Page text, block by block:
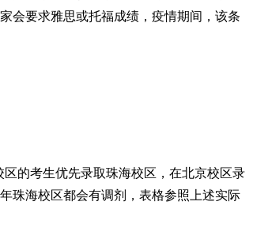
会要求雅思或托福成绩，疫情期间，该条
的考生优先录取珠海校区， 在北京校区录
年珠海校区都会有调剂，表格参照上述实际